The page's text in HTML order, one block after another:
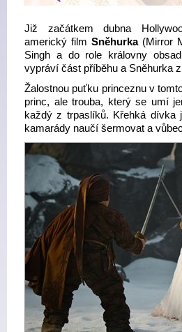
Již začátkem dubna
americký film Sněhurka(Mirror
Singh a do role královny
vypráví část příběhu a Sněhurka
Žalostnou puťku princeznu v
princ, ale trouba, který se umí
každý z trpaslíků. Křehká dívka
kamarády naučí šermovat a